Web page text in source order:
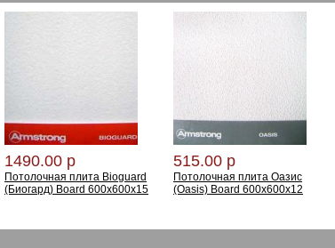
1490.00 р
Потолочная плита Bioguard
(Биогард) Board 600x600x15
515.00 р
Потолочная плита Оазис
(Oasis) Board 600х600х12